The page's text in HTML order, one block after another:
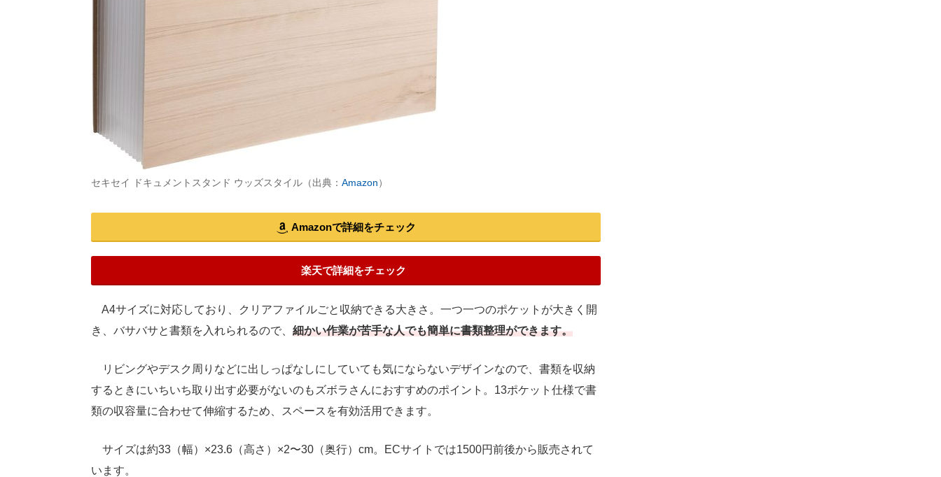
セキセイ ドキュメントスタンド ウッズスタイル（出典： Amazon）
Amazonで詳細をチェック
楽天で詳細をチェック
A4サイズに対応しており、クリアファイルごと収納できる大きさ。一つ一つのポケットが大きく開
き、バサバサと書類を入れられるので、 細かい作業が苦手な人でも簡単に書類整理ができます。
リビングやデスク周りなどに出しっぱなしにしていても気にならないデザインなので、書類を収納
するときにいちいち取り出す必要がないのもズボラさんにおすすめのポイント。13ポケット仕様で書
類の収容量に合わせて伸縮するため、スペースを有効活用できます。
サイズは約33（幅）×23.6（高さ）×2〜30（奥行）cm。ECサイトでは1500円前後から販売されて
います。